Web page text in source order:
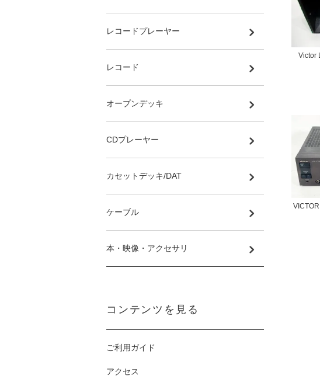
Victor
レコードプレーヤー
レコード
オープンデッキ
CDプレーヤー
カセットデッキ/DAT
ケーブル
本・映像・アクセサリ
コンテンツを見る
ご利用ガイド
アクセス